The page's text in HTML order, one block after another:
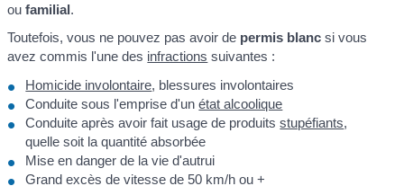
oufamilial.
Toutefois, vous ne pouvez pas avoir de permis blanc si vous
avez commis l'une des infractions suivantes :
Homicide involontaire, blessures involontaires
Conduite sous l'emprise d'unétat alcoolique
Conduite après avoir fait usage de produitsstupéfiants,
quelle soit la quantité absorbée
Mise en danger de la vie d'autrui
Grand excès de vitesse de 50 km/h ou +